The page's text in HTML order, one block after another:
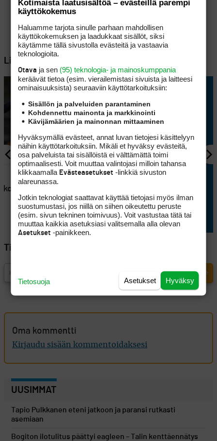
Lisää aiheesta
AJANKOHTAISTA
Lappajärvellä kisataan
erikoisessa golftriathlonissa
Tilaa Golfpisteen uutiskirje
Oma kommentti
Kirjaudu sisään kommentoidaksesi
UUSIMMAT
Tapio Pulkkanen eteni jatkoon ja paransi rutkasti
asemiaan
Bogiton ilotulitus päättyi eagleen – Talin kenttäennätys
Kotimaista laatusisältöä – evästeillä parempi
käyttökokemus
Haluamme tarjota sinulle parhaan mahdollisen
käyttökokemuksen ja laadukkaat sisällöt, siksi
käytämme tällä sivustolla evästeitä ja vastaavia
teknologioita.
Otava ja sen (95) teknologia- ja mainoskumppania
keräävät tietoa (esim. vierailemis­tasi sivuista ja laitteesi
ominaisuuk­sista) seuraaviin käyttötarkoituksiin:
Sisällön ja palveluiden parantaminen
Kohdennettu mainonta ja markkinointi
Kävijämäärien ja mainonnan mittaaminen
Hyväksymällä evästeet, annat luvan tietojesi käsittelyyn
näihin käyttötarkoituksiin. Mikäli et hyväksy evästeitä,
osa palveluista tai sisällöistä ei välttämättä toimi
optimaalisesti. Voit muuttaa valintojasi milloin tahansa
klikkaamalla Evästeasetukset -linkkiä sivuston
alareunassa.
Jotkin teknologiat saattavat käyttää tietojasi myös ilman
suostumustasi, jos niillä on siihen oikeutettu peruste
(esim. sivun tekninen toimivuus). Voit vastustaa tätä tai
muuttaa kaikkia asetuksiasi valitsemalla alla olevan
Asetukset -painikkeen.
Hyväksy
Asetukset
Tietosuoja